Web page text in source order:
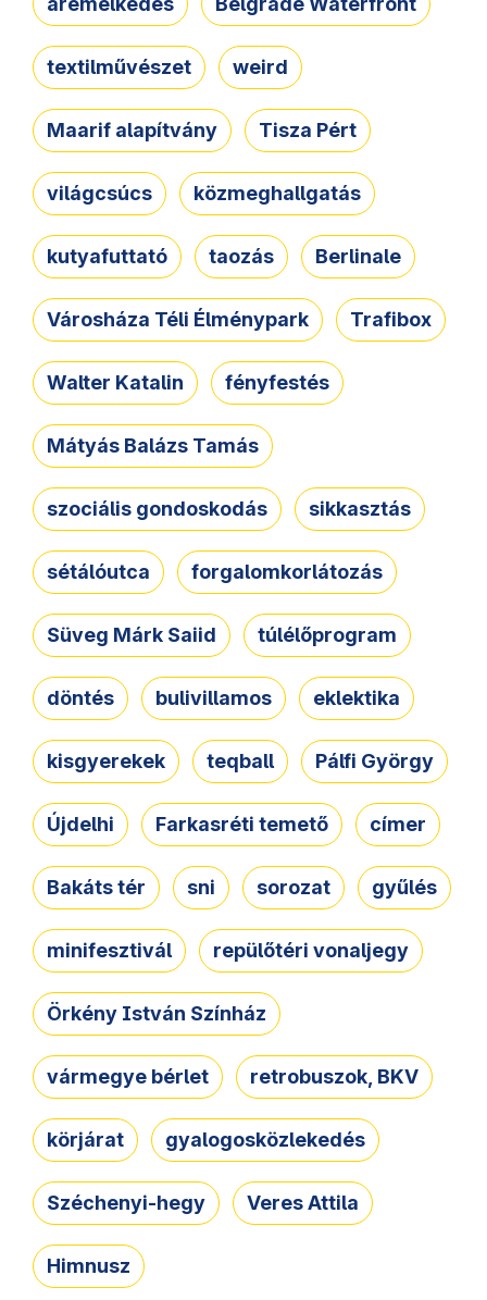
textilművészet weird
Maarif alapítvány Tisza Pért
világcsúcs közmeghallgatás
kutyafuttató taozás Berlinale
Városháza Téli Élménypark Trafibox
Walter Katalin fényfestés
Mátyás Balázs Tamás
szociális gondoskodás sikkasztás
sétálóutca forgalomkorlátozás
Süveg Márk Saiid túlélőprogram
döntés bulivillamos eklektika
kisgyerekek teqball Pálfi György
Újdelhi Farkasréti temető címer
Bakáts tér sni sorozat gyűlés
minifesztivál repülőtéri vonaljegy
Örkény István Színház
vármegye bérlet retrobuszok, BKV
körjárat gyalogosközlekedés
Széchenyi-hegy Veres Attila
Himnusz